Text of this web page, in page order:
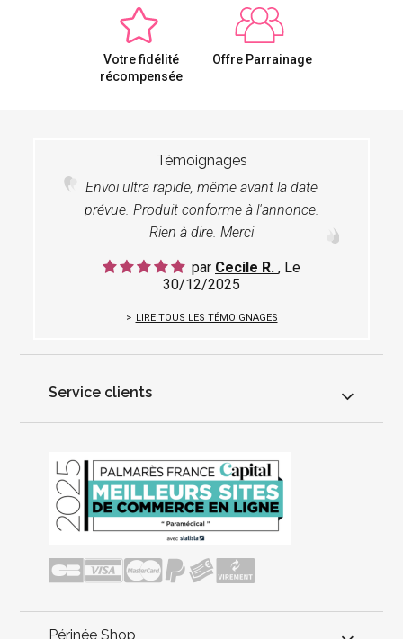
Votre fidélité
récompensée
Offre Parrainage
Témoignages
Envoi ultra rapide, même avant la date
prévue. Produit conforme à l'annonce.
Rien à dire. Merci
par Cecile R. , Le
30/12/2025
LIRE TOUS LES TÉMOIGNAGES
Service clients
Périnée Shop